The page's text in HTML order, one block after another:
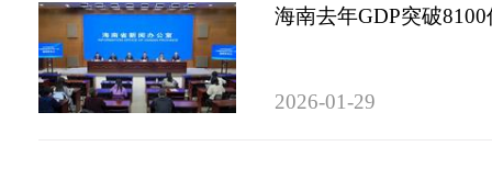
海南去年GDP突破
2026-01-29